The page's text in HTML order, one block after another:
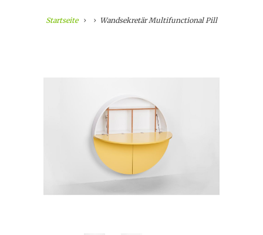
Startseite Wandsekretär Multifunctional Pill